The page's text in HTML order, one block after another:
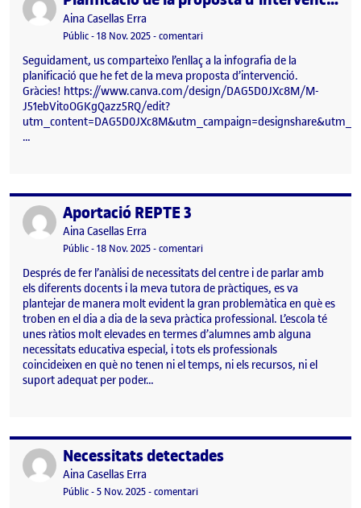
Publicat per
Aina Casellas Erra
Visibilitat:
Públic-Data de publicació
18 Nov. 2025-comentariel Planficació de la proposta
Seguidament, us comparteixo l’enllaç a la infografia de la
planificació que he fet de la meva proposta d’intervenció.
Gràcies! https://www.canva.com/design/DAG5D0JXc8M/M-
J51ebVitoOGKgQazz5RQ/edit?
…
Publicat perAportació REPTE 3
Publicat per
Aina Casellas Erra
Visibilitat:
Públic-Data de publicació
18 Nov. 2025-comentariel Aportació REPTE 3
Després de fer l’anàlisi de necessitats del centre i de parlar amb
els diferents docents i la meva tutora de pràctiques, es va
plantejar de manera molt evident la gran problemàtica en què es
troben en el dia a dia de la seva pràctica professional. L’escola té
unes ràtios molt elevades en termes d’alumnes amb alguna
necessitats educativa especial, i tots els professionals
coincideixen en què no tenen ni el temps, ni els recursos, ni el
suport adequat per poder…
Publicat perNecessitats detectades
Publicat per
Aina Casellas Erra
Visibilitat:
Públic-Data de publicació
5 Nov. 2025-comentariel Necessitats detectades